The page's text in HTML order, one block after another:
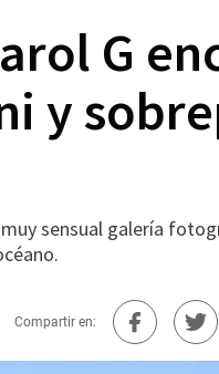
G
y
sensual galería
Compartir en: